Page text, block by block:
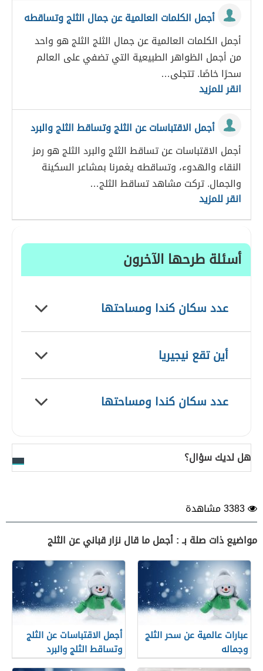
أجمل الكلمات العالمية عن جمال الثلج وتساقطه
أجمل الكلمات العالمية عن جمال الثلج الثلج هو واحد
من أجمل الظواهر الطبيعية التي تضفي على العالم
سحرًا خاصًا. تتجلى…
انقر للمزيد
أجمل الاقتباسات عن الثلج وتساقط الثلج والبرد
أجمل الاقتباسات عن تساقط الثلج والبرد الثلج هو رمز
النقاء والهدوء، وتساقطه يغمرنا بمشاعر السكينة
والجمال. تركت مشاهد تساقط الثلج…
انقر للمزيد
أسئلة طرحها الآخرون
عدد سكان كندا ومساحتها
أين تقع نيجيريا
عدد سكان كندا ومساحتها
هل لديك سؤال؟
مواضيع ذات صلة بـ : أجمل ما قال نزار قباني عن الثلج
عبارات عالمية عن سحر الثلج
وجماله
أجمل الاقتباسات عن الثلج
وتساقط الثلج والبرد